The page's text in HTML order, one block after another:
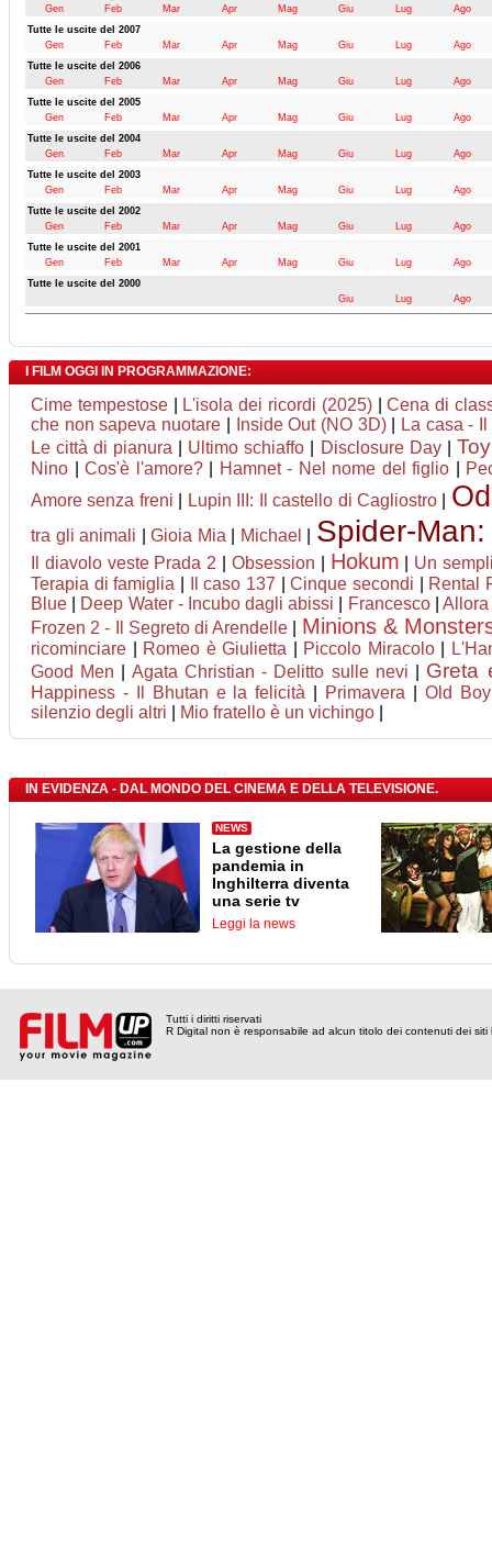
Gen
Feb Mar Apr Mag Giu Lug
Ago
Tutte le uscite del 2007
Gen
Feb Mar Apr Mag Giu Lug
Ago
Tutte le uscite del 2006
Gen
Feb Mar Apr Mag Giu Lug
Ago
Tutte le uscite del 2005
Gen
Feb Mar Apr Mag Giu Lug
Ago
Tutte le uscite del 2004
Gen
Feb Mar Apr Mag Giu Lug
Ago
Tutte le uscite del 2003
Gen
Feb Mar Apr Mag Giu Lug
Ago
Tutte le uscite del 2002
Gen
Feb Mar Apr Mag Giu Lug
Ago
Tutte le uscite del 2001
Gen
Feb Mar Apr Mag Giu Lug
Ago
Tutte le uscite del 2000
Giu
Lug Ago
I FILM OGGI IN PROGRAMMAZIONE:
Cime tempestose| L'isola dei ricordi (2025)|Cena di
che non sapeva nuotare
Inside Out (NO 3D)|
La casa -
Le città di pianura
Ultimo schiaffo Disclosure Day|
Nino |Cos'è l'amore?| Hamnet - Nel nome del figlio
Amore senza freni
Lupin III: Il castello di Cagliostro|
tra gli animali |Gioia Mia Michael Spider-
Il diavolo veste Prada 2 Obsession Hokum
Un
Terapia di famiglia
Il caso 137 |Cinque secondi
Rental
Blue
Deep Water - Incubo dagli abissi Francesco|
Frozen 2 - Il Segreto di Arendelle
Minions &
ricominciare Romeo è Giulietta Piccolo Miracolo|
Good Men
Agata Christian - Delitto sulle nevi Greta
Happiness - Il Bhutan e la felicità Primavera
Old
silenzio degli altri
Mio fratello è un vichingo
IN EVIDENZA - DAL MONDO DEL CINEMA E DELLA TELEVISIONE.
NEWS
La gestione della
pandemia in
Inghilterra diventa
una serie tv
Leggi la news
Tutti i diritti riservati
R Digital non è responsabile ad alcun titolo dei contenuti dei siti